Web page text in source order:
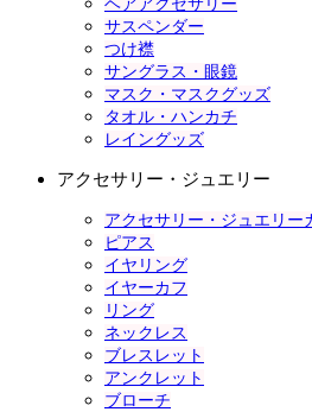
ヘアアクセサリー
サスペンダー
つけ襟
サングラス・眼鏡
マスク・マスクグッズ
タオル・ハンカチ
レイングッズ
アクセサリー・ジュエリー
アクセサリー・ジュエリー
ピアス
イヤリング
イヤーカフ
リング
ネックレス
ブレスレット
アンクレット
ブローチ